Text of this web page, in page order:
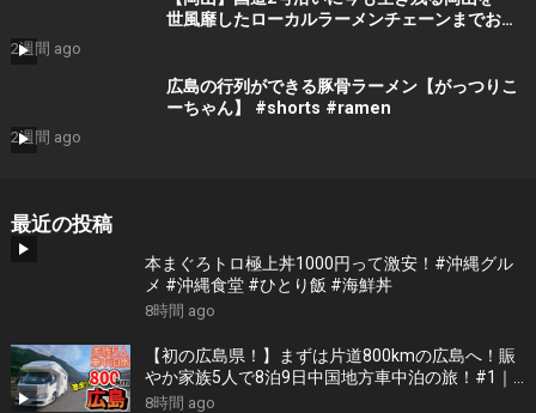
世風靡したローカルラーメンチェーンまでお昼
2週間 ago
広島の行列ができる豚骨ラーメン【がっつりこ
ーちゃん】 #shorts #ramen
2週間 ago
最近の投稿
本まぐろトロ極上丼1000円って激安！#沖縄グル
メ #沖縄食堂 #ひとり飯 #海鮮丼
8時間 ago
【初の広島県！】まずは片道800kmの広島へ！賑
やか家族5人で8泊9日中国地方車中泊の旅！#1｜
風情溢れる尾道と家族大絶賛のご当地ラーメン｜
8時間 ago